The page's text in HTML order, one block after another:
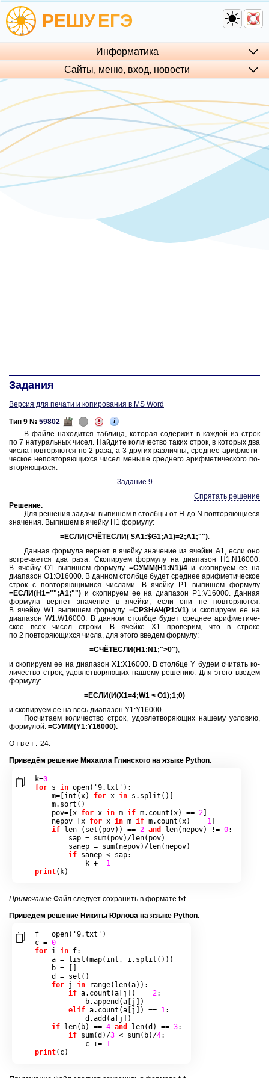
РЕШУЕГЭ
Информатика
Сайты, меню, вход, но­во­сти
Задания
Версия для печати и копирования в MS Word
Тип 9 № 59802
i
В файле на­хо­дит­ся таб­ли­ца, ко­то­рая со­дер­жит в каж­дой из строк
по 7 на­ту­раль­ныхчисел. Най­ди­те ко­ли­че­ство таких строк, в ко­то­рых два
числа по­вто­ря­ют­ся по 2 раза, а 3 дру­гихраз­лич­ны, сред­нее ариф­ме­ти­
че­ское не­по­вто­ря­ю­щих­ся чисел мень­ше сред­не­го ариф­ме­ти­че­ско­го по­
вто­ря­ю­щих­ся.
За­да­ние 9
Спрятать решение
Ре­ше­ние.
Для ре­ше­ния за­да­чи вы­пи­шем в столб­цыот H до N по­вто­ря­ю­щи­е­ся
зна­че­ния. Вы­пи­шем в ячей­ку H1 фор­му­лу:
=ЕСЛИ(СЧЁТЕСЛИ( $A1:$G1;A1)=2;A1;"").
Дан­ная фор­му­ла вер­нет в ячей­ку зна­че­ние изячей­ки A1,
если оно
встре­ча­ет­ся два раза. Ско­пи­ру­ем фор­му­лу на диа­па­зон H1:N16000.
В ячей­ку O1
вы­пи­шем фор­му­лу =СУММ(H1:N1)/4и ско­пи­ру­ем ее на
диа­па­зон O1:O16000. В дан­ном столб­це будет сред­нее ариф­ме­ти­че­ское
строк с по­вто­ря­ю­щи­ми­ся чис­ла­ми.
В ячей­ку P1
вы­пи­шем фор­му­лу
=ЕСЛИ(H1="";A1;"") и ско­пи­ру­ем ее на диа­па­зон P1:V16000.
Дан­ная
фор­му­ла вер­нет зна­че­ние в ячей­ки, если они не по­вто­ря­ют­ся.
В ячей­ку W1
вы­пи­шем фор­му­лу =СРЗНАЧ(P1:V1)и ско­пи­ру­ем ее на
диа­па­зон W1:W16000.
В дан­ном столб­це будет сред­нее ариф­ме­ти­че­
ское всех чисел стро­ки. В ячей­ке X1
про­ве­рим, что в стро­ке
по 2 по­вто­ря­ю­щих­ся числа, для этого вве­дем фор­му­лу:
=СЧЁТЕСЛИ(H1:N1;">0")
и ско­пи­ру­ем ее на диа­па­зон X1:X16000. В столб­це Y будем счи­тать ко­
ли­че­ство строк, удо­вле­тво­ря­ю­щих на­ше­му ре­ше­нию. Для этого вве­дем
фор­му­лу:
=ЕСЛИ(И(X1=4;W1 < O1);1;0)
и ско­пи­ру­ем ее на весь диа­па­зон Y1:Y16000.
По­счи­та­ем ко­ли­че­ство строк, удо­вле­тво­ря­ю­щих на­ше­му усло­вию,
фор­му­лой: =СУММ(Y1:Y16000).
Ответ: 24.
При­ведём ре­ше­ние Ми­ха­и­ла Глин­ско­го на языке Python.
k=0
for s in open( '9.txt' ):
    m
=[int ( x) for x in s . split ()]
    m
. sort ()
    pov
=[x for x in m if m. count ( x) == 2]
    nepov
=[x for x in m if m. count ( x) == 1 ]
if len ( set ( pov)) == 2 and len( nepov) != 0:
        sap
= sum( pov)/len( pov)
        sanep
= sum( nepov)/len( nepov)
if sanep < sap:
            k
+= 1
print( k)
При­ме­ча­ние. Файл сле­ду­ет со­хра­нить в фор­ма­те txt.
При­ведём ре­ше­ние Ни­ки­ты Юр­ло­ва на языке Python.
f = open( '9.txt' )
c = 0
for i in f:
    a
= list (map( int , i . split ()))
    b
=
[]
    d
= set ()
for j in range( len(a)):
if a. count (a [j ]) == 2:
            b
.append (a [j ])
elif a. count (a [j ]) == 1 :
            d
.add (a [j ])
if len( b) == 4 and len(d ) == 3:
if sum(d )/3 < sum( b)/4:
            c
+= 1
print( c)